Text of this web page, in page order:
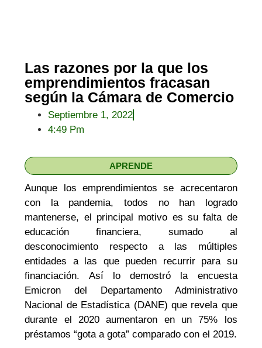
Las razones por la que los
emprendimientos fracasan
según la Cámara de Comercio
Septiembre 1, 2022
4:49 Pm
APRENDE
Aunque los emprendimientos se acrecentaron
con la pandemia, todos no han logrado
mantenerse, el principal motivo es su falta de
educación financiera, sumado al
desconocimiento respecto a las múltiples
entidades a las que pueden recurrir para su
financiación. Así lo demostró la encuesta
Emicron del Departamento Administrativo
Nacional de Estadística (DANE) que revela que
durante el 2020 aumentaron en un 75% los
préstamos “gota a gota” comparado con el 2019.